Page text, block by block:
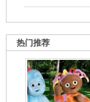
热门推荐